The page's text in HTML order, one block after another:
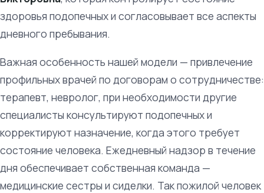
здоровья подопечных и согласовывает все аспекты
дневного пребывания.
Важная особенность нашей модели — привлечение
профильных врачей по договорам о сотрудничестве:
терапевт, невролог, при необходимости другие
специалисты консультируют подопечных и
корректируют назначение, когда этого требует
состояние человека. Ежедневный надзор в течение
дня обеспечивает собственная команда —
медицинские сестры и сиделки. Так пожилой человек